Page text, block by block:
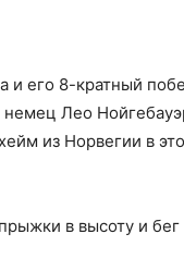
и его 8-кратный
немец Лео
из Норвегии в
в высоту и бег